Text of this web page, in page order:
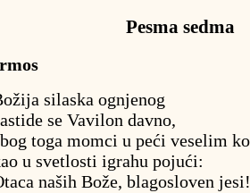
Pesma sedma
silaska ognjenog
se Vavilon davno,
toga momci u peći veselim
u svetlosti igrahu pojući:
naših Bože, blagosloven jesi!